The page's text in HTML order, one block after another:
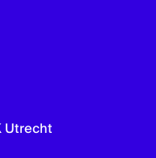
Utrecht